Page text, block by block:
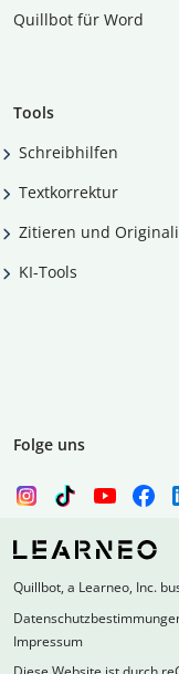
Quillbot für Word
Tools
Schreibhilfen
Textkorrektur
Zitieren und
KI-Tools
Folge uns
Quillbot, a Learneo, Inc.
Impressum